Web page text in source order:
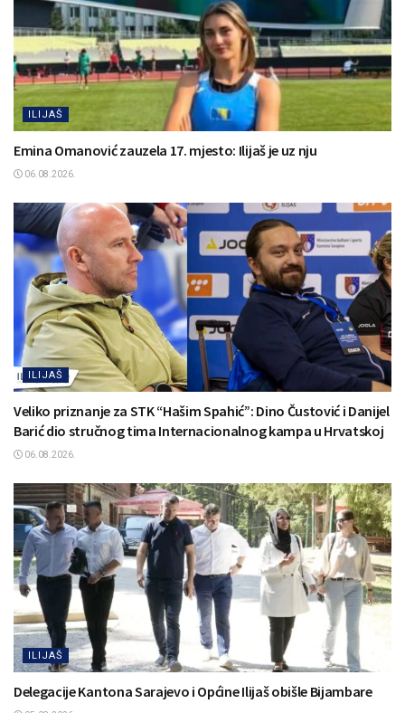
ILIJAŠ
Emina Omanović zauzela 17. mjesto: Ilijaš je uz nju
06.08.2026.
ILIJAŠ
Veliko priznanje za STK “Hašim Spahić”: Dino Čustović i Danijel
Barić dio stručnog tima Internacionalnog kampa u Hrvatskoj
06.08.2026.
ILIJAŠ
Delegacije Kantona Sarajevo i Općine Ilijaš obišle Bijambare